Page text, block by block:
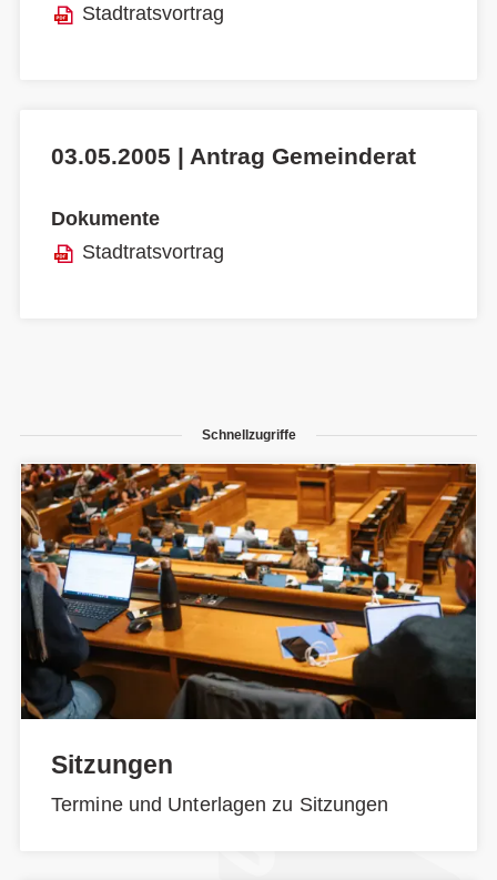
Stadtratsvortrag
03.05.2005 | Antrag Gemeinderat
Dokumente
Stadtratsvortrag
Schnellzugriffe
Sitzungen
Termine und Unterlagen zu Sitzungen